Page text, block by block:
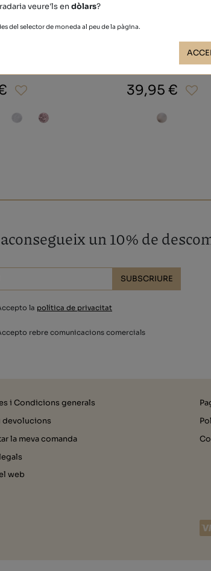
39,95 €
un 10% de
SUBSCRIURE
la política de privacitat
rebre comunicacions comercials
i Condicions generals
devolucions
la meva comanda
web
veure'ls endòlars?
del selector de moneda al peu de la pàgina.